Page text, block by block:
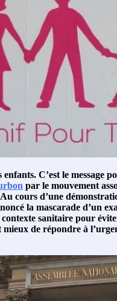
C’est le message
par le mouvement
cours d’une
la mascarade d’un
sanitaire pour
de répondre à